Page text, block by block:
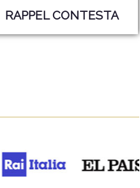
RAPPEL CONTESTA